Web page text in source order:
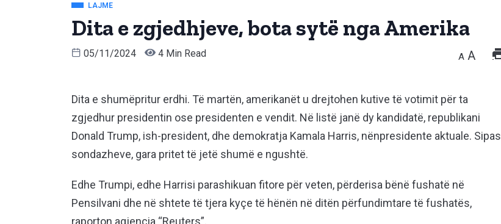
LAJME
Dita e zgjedhjeve, bota sytë nga Amerika
05/11/2024 4 Min Read A A
Dita e shumëpritur erdhi. Të martën, amerikanët u drejtohen kutive të votimit për ta
zgjedhur presidentin ose presidenten e vendit. Në listë janë dy kandidatë, republikani
Donald Trump, ish-president, dhe demokratja Kamala Harris, nënpresidente aktuale. Sipas
sondazheve, gara pritet të jetë shumë e ngushtë.
Edhe Trumpi, edhe Harrisi parashikuan fitore për veten, përderisa bënë fushatë në
Pensilvani dhe në shtete të tjera kyçe të hënën në ditën përfundimtare të fushatës,
raporton agjencia “Reuters”.